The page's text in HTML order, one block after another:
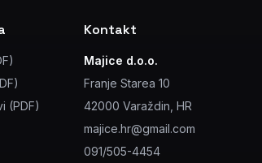
(PDF)
Kontakt
Majice d.o.o.
Franje Starea 10
42000 Varaždin, HR
majice.hr@gmail.com
091/505-4454